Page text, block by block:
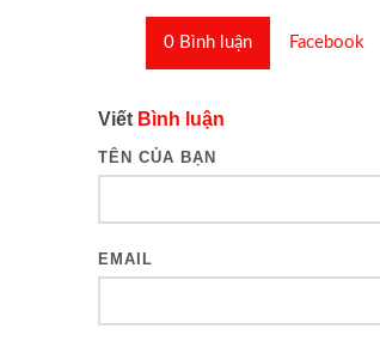
0 Bình luận Facebook
Viết Bình luận
TÊN CỦA BẠN
EMAIL